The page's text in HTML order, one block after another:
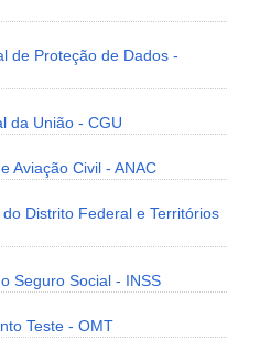
de Proteção de Dados -
da União - CGU
Aviação Civil - ANAC
Distrito Federal e Territórios
Seguro Social - INSS
Teste - OMT